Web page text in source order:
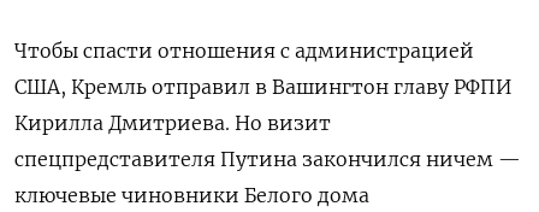
Чтобы спасти отношения с администрацией
США, Кремль отправил в Вашингтон главу РФПИ
Кирилла Дмитриева. Но визит
спецпредставителя Путина закончился ничем —
ключевые чиновники Белого дома